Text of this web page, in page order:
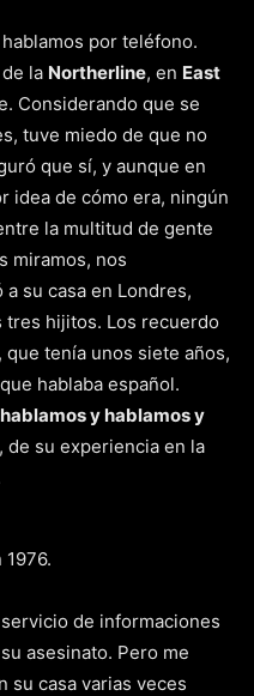
por teléfono.
la Northerline, en East
Considerando que se
tuve miedo de que no
que sí, y aunque en
idea de cómo era, ningún
la multitud de gente
miramos, nos
su casa en Londres,
tres hijitos. Los recuerdo
tenía unos siete años,
hablaba español.
hablamos y hablamos y
, de su experiencia en la
de informaciones
asesinato. Pero me
su casa varias veces